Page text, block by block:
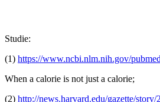
Studie:
(1) https://www.ncbi.nlm.nih.gov/
When a calorie is not just a calorie;
(2) http://news.harvard.edu/gazette/